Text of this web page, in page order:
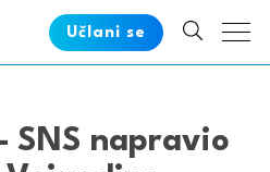
Učlani se
SNS napravio